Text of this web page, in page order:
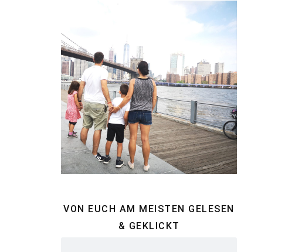
VON EUCH AM MEISTEN GELESEN
& GEKLICKT